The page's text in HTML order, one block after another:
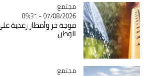
Catégorie
مجتمع
07/08/2026 - 09:31
موجة حر وأمطار رعدية على
الوطن
Catégorie
مجتمع